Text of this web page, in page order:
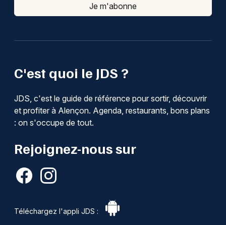
C'est quoi le JDS ?
JDS, c'est le guide de référence pour sortir, découvrir
et profiter à Alençon. Agenda, restaurants, bons plans
: on s'occupe de tout.
Rejoignez-nous sur
Téléchargez l'appli JDS :
Je m'abonne